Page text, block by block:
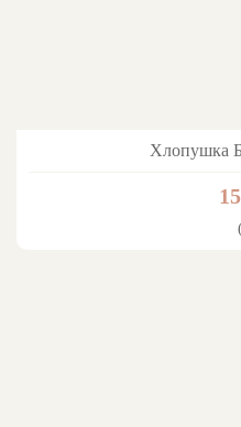
Хлопушка